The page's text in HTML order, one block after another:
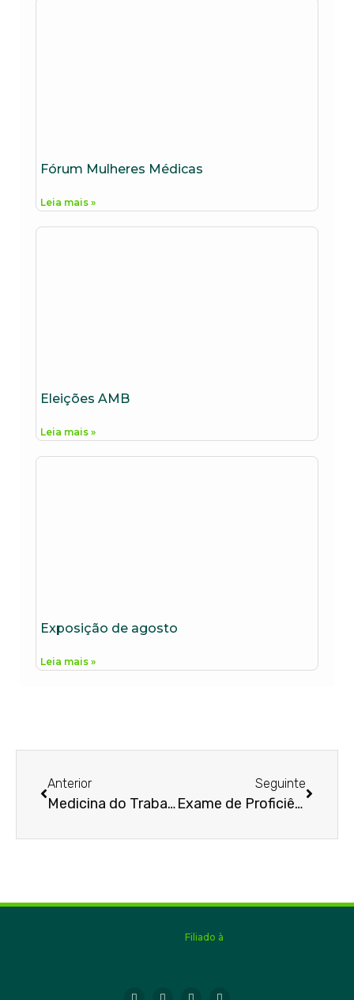
Fórum Mulheres Médicas
Leia mais »
Eleições AMB
Leia mais »
Exposição de agosto
Leia mais »
Anterior
Medicina do Trabalho
Seguinte
Exame de Proficiência
Filiado à